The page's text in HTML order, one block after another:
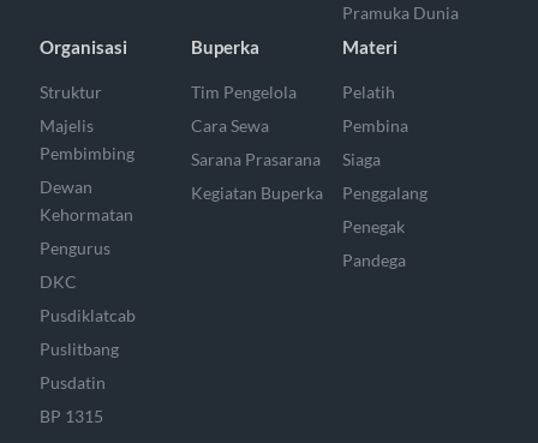
Pramuka Dunia
Organisasi
Struktur
Majelis
Pembimbing
Dewan
Kehormatan
Pengurus
DKC
Pusdiklatcab
Puslitbang
Pusdatin
BP 1315
Buperka
Tim Pengelola
Cara Sewa
Sarana Prasarana
Kegiatan Buperka
Materi
Pelatih
Pembina
Siaga
Penggalang
Penegak
Pandega